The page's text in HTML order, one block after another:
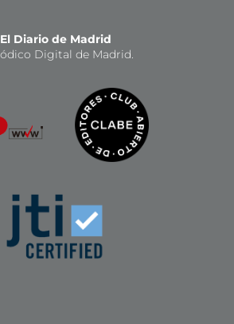
El Diario de Madrid
Digital de Madrid.